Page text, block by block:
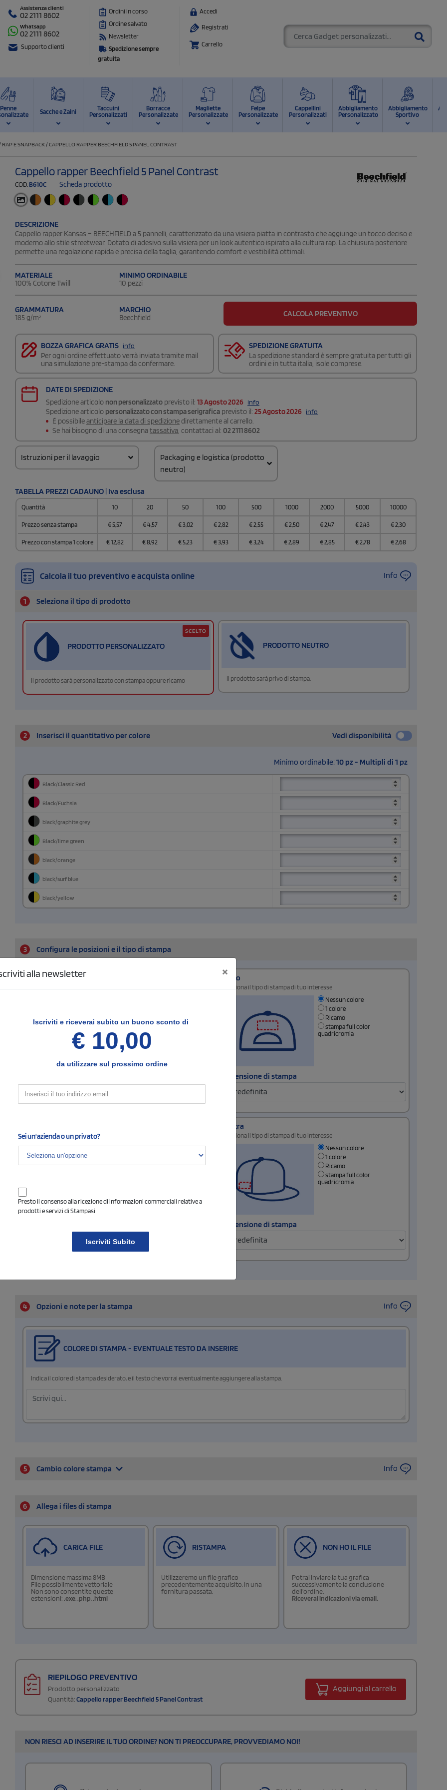
Assistenza clienti
02 2111 8602
Whatsapp
02 2111 8602
Supporto clienti
Ordini in corso
Ordine salvato
Newsletter
Spedizione sempre
gratuita
Accedi
Registrati
Carrello
Penne
Sacche e Zaini
Taccuini
Personalizzati
Borracce
Personalizzate
Magliette
Personalizzate
Felpe
Personalizzate
Cappellini
Personalizzati
Abbigliamento
Personalizzato
Abbigliamento
Sportivo
RAP E SNAPBACK /CAPPELLO RAPPER BEECHFIELD 5 PANEL CONTRAST
Cappello rapper Beechfield 5 Panel Contrast
COD. B610C Scheda prodotto
DESCRIZIONE
Cappello rapper Kansas – BEECHFIELD a 5 pannelli, caratterizzato da una visiera piatta in contrasto che aggiunge un tocco deciso e
moderno allo stile streetwear. Dotato di adesivo sulla visiera per un look autentico ispirato alla cultura rap. La chiusura posteriore
permette una regolazione rapida e precisa della taglia, garantendo comfort e vestibilità ottimali.
MATERIALE
100% Cotone Twill
MINIMO ORDINABILE
10 pezzi
GRAMMATURA
185 g/m²
MARCHIO
Beechfield CALCOLA PREVENTIVO
BOZZA GRAFICA GRATIS info
Per ogni ordine effettuato verrà inviata tramite mail
una simulazione pre-stampa da confermare.
SPEDIZIONE GRATUITA
La spedizione standard è sempre gratuita per tutti gli
ordini e in tutta italia, isole comprese.
DATE DI SPEDIZIONE
Spedizione articolo non personalizzato previsto il: 13 Agosto 2026 info
Spedizione articolo personalizzato con stampa serigrafica previsto il: 25 Agosto 2026 info
É possibileanticipare la data di spedizionedirettamente al carrello.
Se hai bisogno di una consegnatassativa , contattaci al: 02 2111 8602
Istruzioni per il lavaggio
Packaging e logistica (prodotto
neutro)
Quantità per confezione
24
192
TABELLA PREZZI CADAUNO | Iva esclusa
Quantità 10 20 50 100 500 1000 2000 5000 10000
Prezzo senza stampa € 5,57 €4,57 €3,02 €2,82 €2,55 €2,50 €2,47 €2,43 €2,30
Prezzo con stampa 1 colore €12,82 €8,92 € 5,23 €3,93 €3,24 €2,89 €2,85 €2,78 €2,68
Calcola il tuo preventivo e acquista online Info
1 Seleziona il tipo di prodotto
PRODOTTO PERSONALIZZATO
Il prodotto sarà personalizzato con stampa oppure ricamo
SCELTO
PRODOTTO NEUTRO
Il prodotto sarà privo di stampa.
2 Inserisci il quantitativo per colore Vedi disponibilità
Minimo ordinabile: 10 pz - Multipli di 1 pz
Black/Classic Red
Black/Fuchsia
black/graphite grey
Black/lime green
black/orange
black/surf blue
black/yellow
3 Configura le posizioni e il tipo di stampa
Fronte
stampa full color
quadricromia
Retro
Seleziona il tipo di stampa di tuo interesse
Nessun colore
1 colore
Ricamo
stampa full color
quadricromia
Dimensione di stampa
Seleziona il tipo di stampa di tuo interesse
Nessun colore
Ricamo
Destra
Seleziona il tipo di stampa di tuo interesse
Nessun colore
1 colore
Ricamo
stampa full color
quadricromia
Dimensione di stampa
4 Opzioni e note per la stampa Info
COLORE DI STAMPA - EVENTUALE TESTO DA INSERIRE
Indica il colore di stampa desiderato, e il testo che vorrai eventualmente aggiungere alla stampa.
5 Cambio colore stampa Info
6 Allega i files di stampa
CARICA FILE
Dimensione massima 8MB
File possibilmente vettoriale
Non sono consentite queste
estensioni: .exe,.php,.html
RISTAMPA
Utilizzeremo un file grafico
precedentemente acquisito, in una
fornitura passata.
NON HO IL FILE
Potrai inviare la tua grafica
successivamente la conclusione
dell'ordine.
Riceverai indicazioni via email.
RIEPILOGO PREVENTIVO
Prodotto personalizzato
Quantità:Cappello rapper Beechfield 5 Panel Contrast
Aggiungi al carrello
NON RIESCI AD INSERIRE IL TUO ORDINE? NON TI PREOCCUPARE, PROVVEDIAMO NOI!
alla newsletter ×
Iscriviti e riceverai subito un buono sconto di
€ 10,00
da utilizzare sul prossimo ordine
Sei un'azienda o un privato?
Presto il consenso alla ricezione di informazioni commerciali relative a
prodotti e servizi di Stampasi
Iscriviti Subito